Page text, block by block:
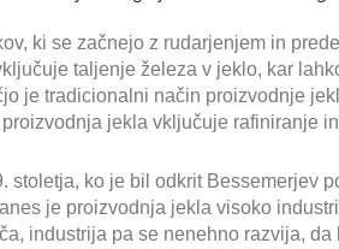
ki se začnejo z rudarjenjem in
taljenje železa v jeklo, kar
je tradicionalni način proizvodnje
jekla vključuje rafiniranje
ko je bil odkrit Bessemerjev
je proizvodnja jekla visoko
industrija pa se nenehno razvija,